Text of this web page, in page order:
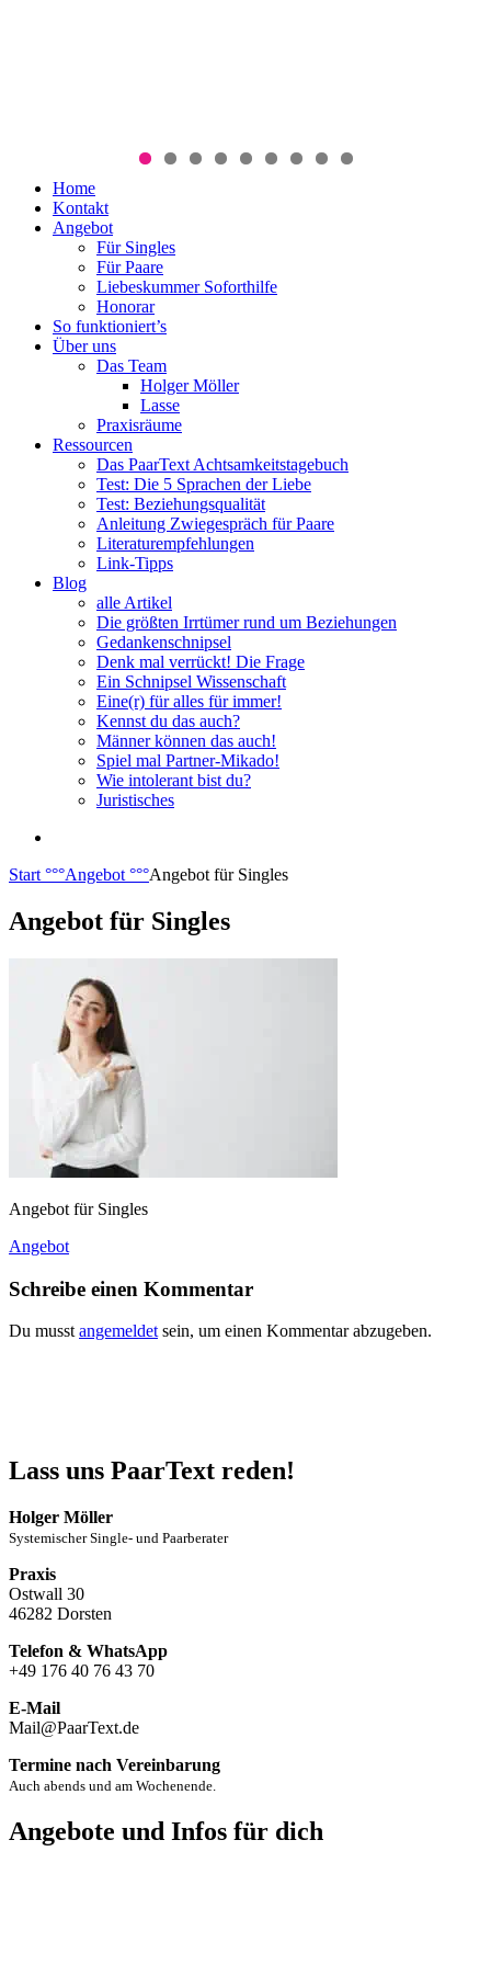
Zum
Inhalt
springen
PaarText
Coaching
Menü
Home
Kontakt
Angebot
Für Singles
Für Paare
Liebeskummer Soforthilfe
Honorar
So funktioniert’s
Über uns
Das Team
Holger Möller
Lasse
Praxisräume
Ressourcen
Das PaarText Achtsamkeitstagebuch
Test: Die 5 Sprachen der Liebe
Test: Beziehungsqualität
Anleitung Zwiegespräch für Paare
Literaturempfehlungen
Link-Tipps
Blog
alle Artikel
Die größten Irrtümer rund um Beziehungen
Gedankenschnipsel
Denk mal verrückt! Die Frage
Ein Schnipsel Wissenschaft
Eine(r) für alles für immer!
Kennst du das auch?
Männer können das auch!
Spiel mal Partner-Mikado!
Wie intolerant bist du?
Juristisches
Start °°°Angebot °°°Angebot für Singles
Angebot für Singles
Angebot für Singles
Beitragsnavigation
Angebot
Schreibe einen Kommentar
Du musstangemeldetsein, um einen Kommentar abzugeben.
Lass uns PaarText reden!
Holger Möller
Systemischer Single- und Paarberater
Praxis
Ostwall 30
46282 Dorsten
Telefon & WhatsApp
+49 176 40 76 43 70
E-Mail
Mail@PaarText.de
Termine nach Vereinbarung
Auch abends und am Wochenende.
Angebote und Infos für dich